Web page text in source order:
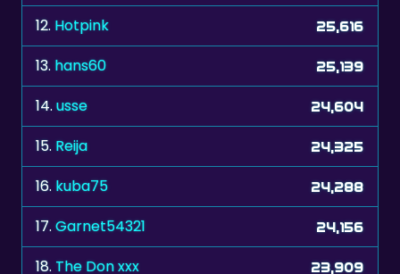
13. hans60 25,139
14.usse 24,604
15. Reija 24,325
16. kuba75 24,288
17. Garnet54321 24,156
18. The Don xxx 23,909
19. babytumbleweede 23,408